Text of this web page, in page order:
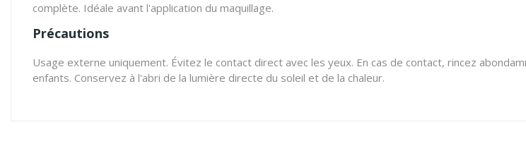
complète. Idéale avant l'application du maquillage.
Précautions
Usage externe uniquement. Évitez le contact direct avec les yeux. En cas de contact, rincez
enfants. Conservez à l'abri de la lumière directe du soleil et de la chaleur.